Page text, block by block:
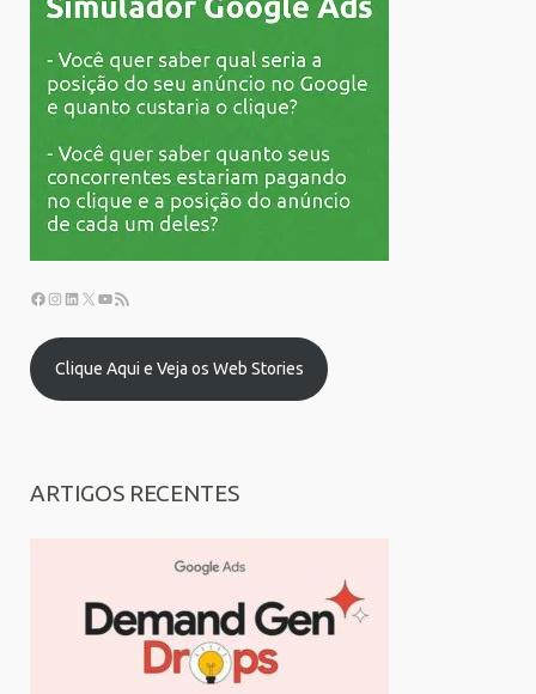
Clique Aqui e Veja os Web Stories
ARTIGOS RECENTES